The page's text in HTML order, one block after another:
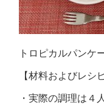
トロピカルパンケ
【材料およびレシ
・実際の調理は４